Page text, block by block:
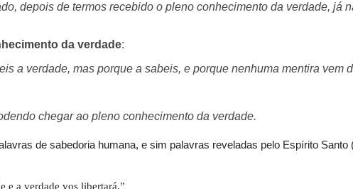
depois de termos recebido o pleno conhecimento da verdade, já
da verdade:
a verdade, mas porque a sabeis, e porque nenhuma mentira vem
chegar ao pleno conhecimento da verdade.
de sabedoria humana, e sim palavras reveladas pelo Espírito Santo
e a verdade vos libertará.”